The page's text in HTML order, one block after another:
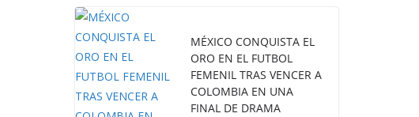
MÉXICO CONQUISTA EL
ORO EN EL FUTBOL
FEMENIL TRAS VENCER A
COLOMBIA EN UNA
FINAL DE DRAMA